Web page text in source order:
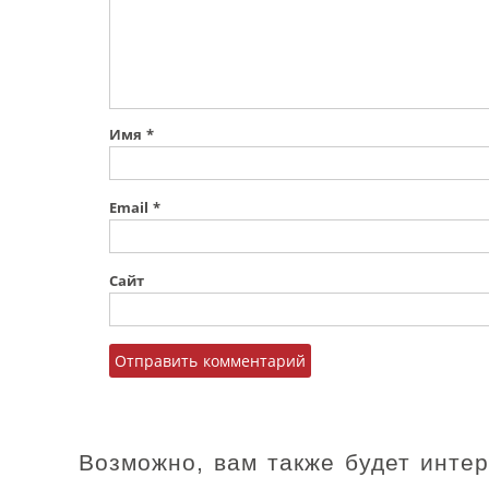
Имя *
Email *
Сайт
Возможно, вам также будет